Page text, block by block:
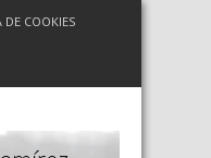
DE COOKIES